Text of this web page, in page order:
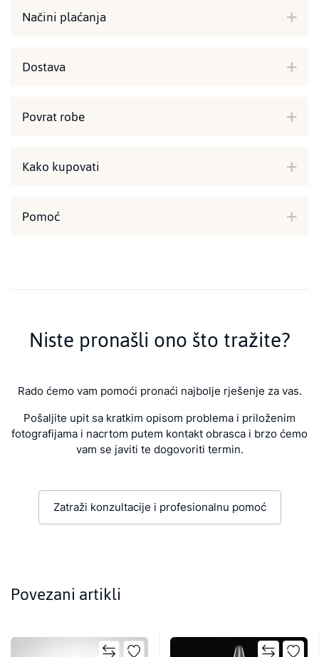
Načini plaćanja
Dostava
Povrat robe
Kako kupovati
Pomoć
Niste pronašli ono što tražite?
Rado ćemo vam pomoći pronaći najbolje rješenje za vas.
Pošaljite upit sa kratkim opisom problema i priloženim
fotografijama i nacrtom putem kontakt obrasca i brzo ćemo
vam se javiti te dogovoriti termin.
Zatraži konzultacije i profesionalnu pomoć
Povezani artikli